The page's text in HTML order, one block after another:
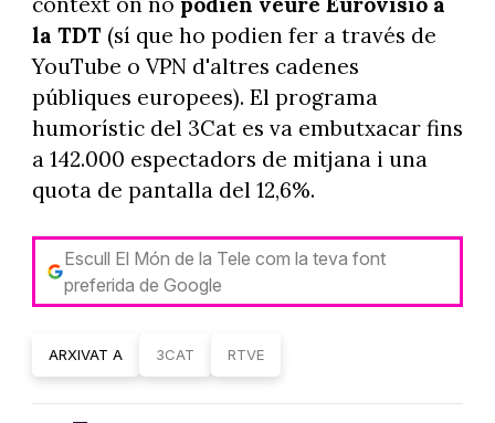
la TDT (sí que ho podien fer a través de
YouTube o VPN d'altres cadenes
públiques europees). El programa
humorístic del 3Cat es va embutxacar fins
a 142.000 espectadors de mitjana i una
quota de pantalla del 12,6%.
Escull El Món de la Tele com la teva font
preferida de Google
ARXIVAT A 3CAT RTVE